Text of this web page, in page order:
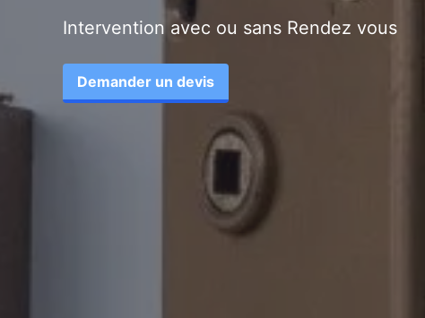
Intervention avec ou sans Rendez vous
Demander un devis